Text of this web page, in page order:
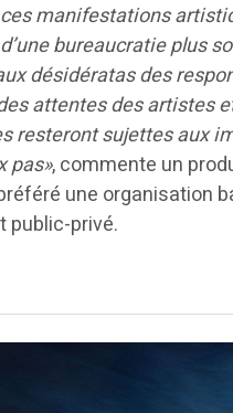
ces manifestations
bureaucratie plus
désidératas des
attentes des artistes
resteront sujettes aux
pas», commente un
une organisation
public-privé.